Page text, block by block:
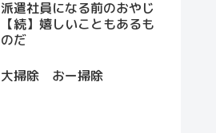
派遣社員になる前のおやじ
【続】嬉しいこともあるも
のだ
大掃除 おー掃除